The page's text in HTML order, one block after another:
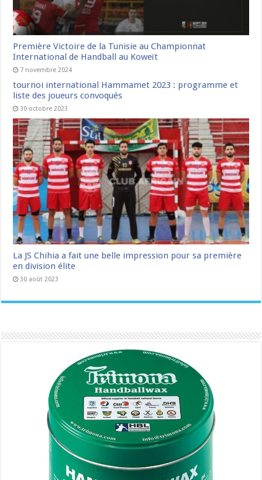
Première Victoire de la Tunisie au Championnat
International de Handball au Koweït
7 novembre 2024
tournoi international Hammamet 2023 : programme et
liste des joueurs convoqués
30 octobre 2023
La JS Chihia a fait une belle impression pour sa première
en division élite
30 août 2023